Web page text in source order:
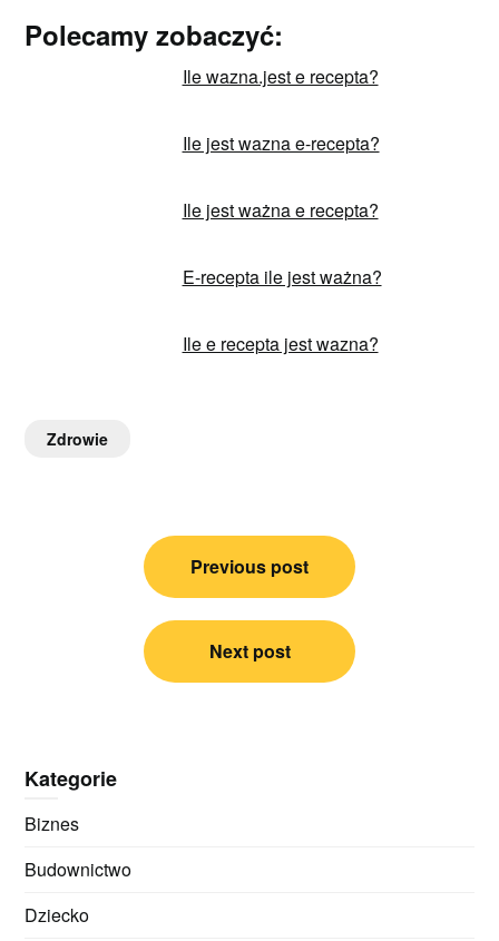
Polecamy zobaczyć:
Ile wazna.jest e recepta?
Ile jest wazna e-recepta?
Ile jest ważna e recepta?
E-recepta ile jest ważna?
Ile e recepta jest wazna?
Zdrowie
Nawigacja
Previous post
Next post
Kategorie
Biznes
Budownictwo
Dziecko